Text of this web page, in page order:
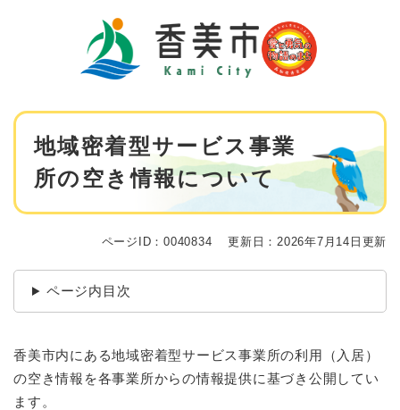
本
地域密着型サービス事業
所の空き情報について
ページID：0040834 更新日：2026年7月14日更新
ページ内目次
香美市内にある地域密着型サービス事業所の利用（入居）
の空き情報を各事業所からの情報提供に基づき公開してい
ます。